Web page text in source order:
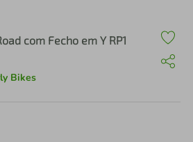
com Fecho em Y RP1
Bikes